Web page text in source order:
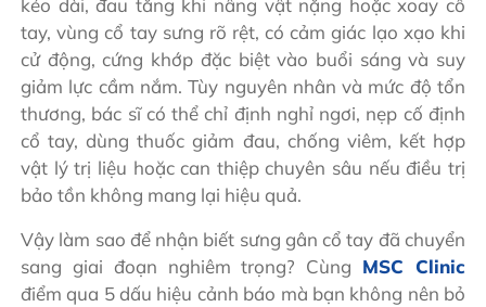
kéo dài, đau tăng khi nâng vật nặng hoặc xoay cổ
tay, vùng cổ tay sưng rõ rệt, có cảm giác lạo xạo khi
cử động, cứng khớp đặc biệt vào buổi sáng và suy
giảm lực cầm nắm. Tùy nguyên nhân và mức độ tổn
thương, bác sĩ có thể chỉ định nghỉ ngơi, nẹp cố định
cổ tay, dùng thuốc giảm đau, chống viêm, kết hợp
vật lý trị liệu hoặc can thiệp chuyên sâu nếu điều trị
bảo tồn không mang lại hiệu quả.
Vậy làm sao để nhận biết sưng gân cổ tay đã chuyển
sang giai đoạn nghiêm trọng? Cùng MSC Clinic
điểm qua 5 dấu hiệu cảnh báo mà bạn không nên bỏ